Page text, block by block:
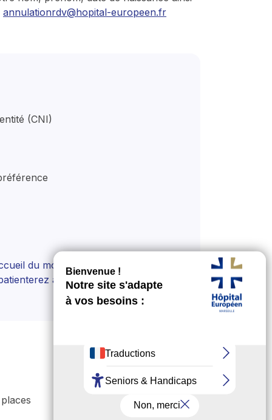
annulationrdv@hopital-europeen.fr
(CNI)
du module de consultation
avant que le médecin vous